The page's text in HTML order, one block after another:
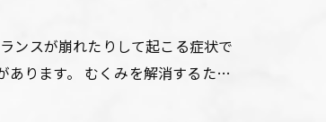
ンスが崩れたりして起こる症状で
あります。 むくみを解消するた…